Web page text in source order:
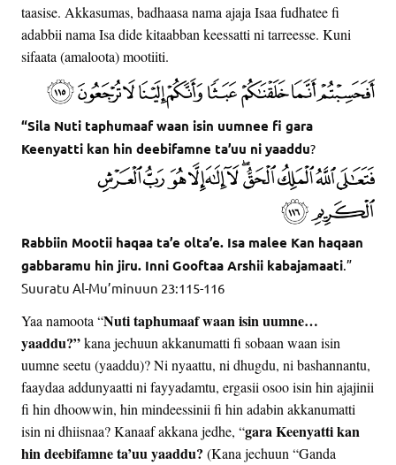
taasise. Akkasumas, badhaasa nama ajaja Isaa fudhatee fi
adabbii nama Isa dide kitaabban keessatti ni tarreesse. Kuni
sifaata (amaloota) mootiiti.
“Sila Nuti taphumaaf waan isin uumnee fi gara
Keenyatti kan hin deebifamne ta’uu ni yaaddu?
Rabbiin Mootii haqaa ta’e olta’e. Isa malee Kan haqaan
gabbaramu hin jiru. Inni Gooftaa Arshii kabajamaati.”
Suuratu Al-Mu’minuun 23:115-116
Yaa namoota “Nuti taphumaaf waan isin uumne…
yaaddu?”kana jechuun akkanumatti fi sobaan waan isin
uumne seetu (yaaddu)? Ni nyaattu, ni dhugdu, ni bashannantu,
faaydaa addunyaatti ni fayyadamtu, ergasii osoo isin hin ajajinii
fi hin dhoowwin, hin mindeessinii fi hin adabin akkanumatti
isin ni dhiisnaa? Kanaaf akkana jedhe, “gara Keenyatti kan
hin deebifamne ta’uu yaaddu? (Kana jechuun “Ganda